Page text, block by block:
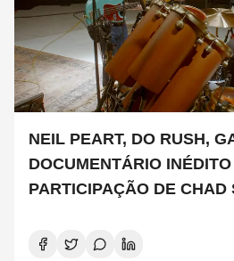
NEIL PEART, DO RUSH,
DOCUMENTÁRIO
PARTICIPAÇÃO DE CHAD